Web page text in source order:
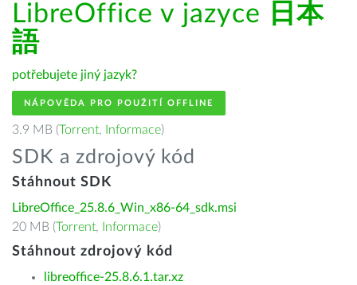
LibreOffice v jazyce
日本
語
potřebujete jiný jazyk?
NÁPOVĚDA PRO POUŽITÍ OFFLINE
3.9 MB (Torrent, Informace)
SDK a zdrojový kód
Stáhnout SDK
LibreOffice_25.8.6_Win_x86-64_sdk.msi
20 MB (Torrent, Informace)
Stáhnout zdrojový kód
libreoffice-25.8.6.1.tar.xz